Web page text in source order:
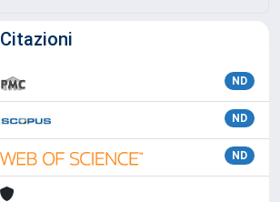
Citazioni
ND
ND
ND